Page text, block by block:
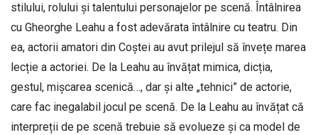
stilului, rolului și talentului personajelor pe scenă. Întâlnirea
cu Gheorghe Leahu a fost adevărata întâlnire cu teatru. Din
ea, actorii amatori din Coștei au avut prilejul să învețe marea
lecție a actoriei. De la Leahu au învățat mimica, dicția,
gestul, mișcarea scenică…, dar și alte „tehnici” de actorie,
care fac inegalabil jocul pe scenă. De la Leahu au învățat că
interpreții de pe scenă trebuie să evolueze și ca model de